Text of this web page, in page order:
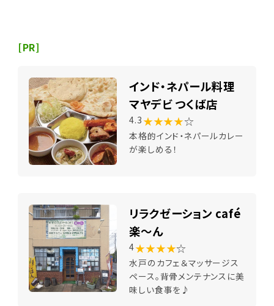
[PR]
インド・ネパール料理
マヤデビ つくば店
4.3 ★★★★☆
本格的インド・ネパールカレー
が楽しめる！
リラクゼーション café
楽～ん
4★★★★☆
水戸のカフェ＆マッサージス
ペース。背骨メンテナンスに美
味しい食事を♪